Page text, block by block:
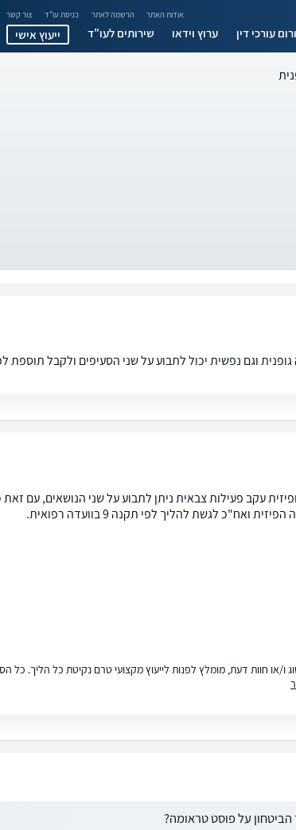
אודות האתר הרשמה לאתר כניסת עו"ד צור קשר
עורכי דין ערוץ וידאו שירותים לעו"ד ייעוץ אישי
וגם נפשית יכול לתבוע על שני הסעיפים ולקבל תוספת
עקב פעילות צבאית ניתן לתבוע על שני הנושאים, עם
לגשת להליך לפי תקנה 9 בוועדה רפואית.
ו/או חוות דעת, מומלץ לפנות לייעוץ מקצועי טרם נקיטת כל הליך. כל
על פוסט טראומה?